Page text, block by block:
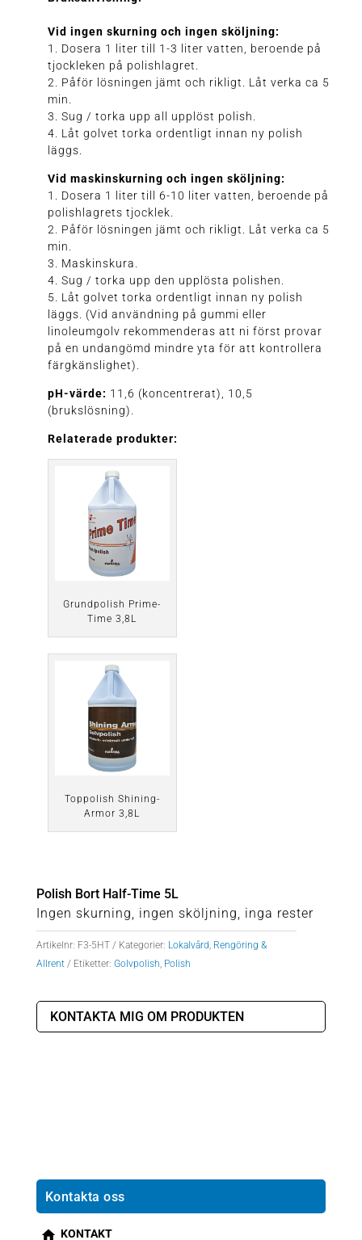
Vid ingen skurning och ingen sköljning:
1. Dosera 1 liter till 1-3 liter vatten, beroende på
tjockleken på polishlagret.
2. Påför lösningen jämt och rikligt. Låt verka ca 5
min.
3. Sug / torka upp all upplöst polish.
4. Låt golvet torka ordentligt innan ny polish
läggs.
Vid maskinskurning och ingen sköljning:
1. Dosera 1 liter till 6-10 liter vatten, beroende på
polishlagrets tjocklek.
2. Påför lösningen jämt och rikligt. Låt verka ca 5
min.
3. Maskinskura.
4. Sug / torka upp den upplösta polishen.
5. Låt golvet torka ordentligt innan ny polish
läggs. (Vid användning på gummi eller
linoleumgolv rekommenderas att ni först provar
på en undangömd mindre yta för att kontrollera
färgkänslighet).
pH-värde: 11,6 (koncentrerat), 10,5
(brukslösning).
Relaterade produkter:
Grundpolish Prime-
Time 3,8L
Toppolish Shining-
Armor 3,8L
Polish Bort Half-Time 5L
Ingen skurning, ingen sköljning, inga rester
Artikelnr: F3-5HT Kategorier: Lokalvård, Rengöring &
Allrent
Etiketter: Golvpolish, Polish
KONTAKTA MIG OM PRODUKTEN
Kontakta oss
KONTAKT